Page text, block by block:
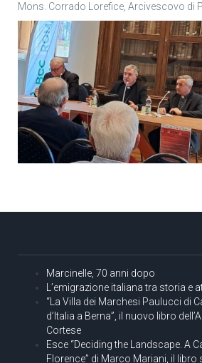
Mons. Corrado Lorefice, Arcivescovo di
Marcinelle, 70 anni dopo
L’emigrazione italiana tra storia e
“La Villa dei Marchesi Paulucci di
d’Italia a Berna”, il nuovo libro
Cortese
Esce “Deciding the Landscape. A
Florence” di Marco Mariani, il libro